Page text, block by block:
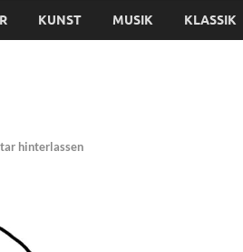
KUNST MUSIK KLASSIK
hinterlassen